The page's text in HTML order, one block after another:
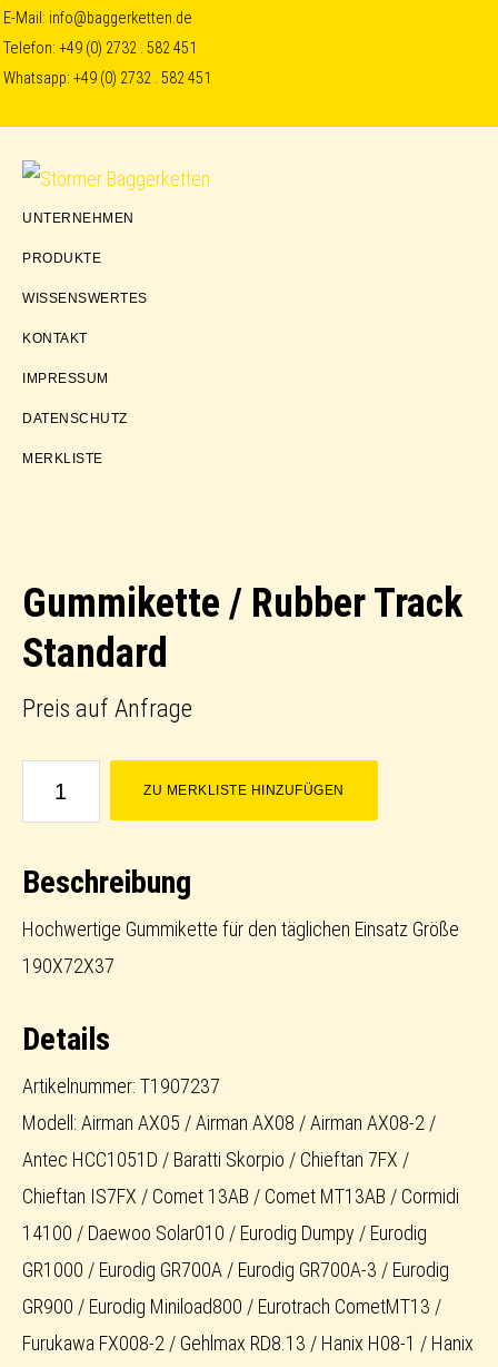
Skip
to
primary
navigation
Skip
to
content
Skip
to
E-Mail: info@baggerketten.de
Telefon:+49 (0) 2732 . 582 451
Whatsapp:+49 (0) 2732 . 582 451
Störmer
UNTERNEHMEN
PRODUKTE
WISSENSWERTES
KONTAKT
IMPRESSUM
DATENSCHUTZ
MERKLISTE
Gummikette / Rubber Track
Standard
Preis auf Anfrage
Gummikette
Track
Standard
Menge
ZU MERKLISTE HINZUFÜGEN
Beschreibung
Hochwertige Gummikette für den täglichen Einsatz Größe
190X72X37
Details
Artikelnummer: T1907237
Modell: Airman AX05 / Airman AX08 / Airman AX08-2 /
Antec HCC1051D / Baratti Skorpio / Chieftan 7FX /
Chieftan IS7FX / Comet 13AB / Comet MT13AB / Cormidi
14100 / Daewoo Solar010 / Eurodig Dumpy / Eurodig
GR1000 / Eurodig GR700A / Eurodig GR700A-3 / Eurodig
GR900 / Eurodig Miniload800 / Eurotrach CometMT13 /
Furukawa FX008-2 / Gehlmax RD8.13 / Hanix H08-1 / Hanix